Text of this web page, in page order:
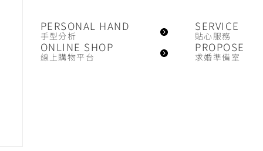
PERSONAL HAND
手型分析
SERVICE
貼心服務
ONLINE SHOP
線上購物平台
PROPOSE
求婚準備室